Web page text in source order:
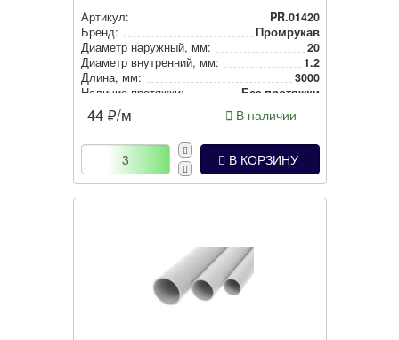
Артикул:
PR.01420
Бренд:
Промрукав
Диаметр наружный, мм:
20
Диаметр внут­рен­ний, мм:
1.2
Длина, мм:
3000
Наличие протяжки:
Без протяжки
44 ₽/м В наличии
В КОРЗИНУ